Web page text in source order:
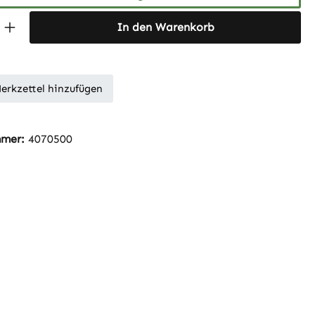
Anzahl: Gib den gewünschten Wert
In den Warenkorb
hinzufügen
4070500